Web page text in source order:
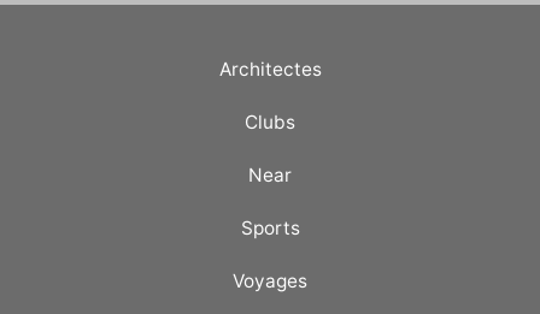
Architectes
Clubs
Near
Sports
Voyages